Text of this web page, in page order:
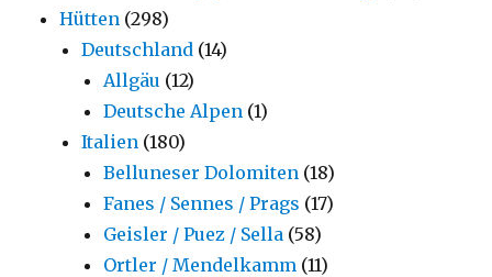
Hütten (298)
Deutschland (14)
Allgäu (12)
Deutsche Alpen (1)
Italien (180)
Belluneser Dolomiten (18)
Fanes / Sennes / Prags (17)
Geisler / Puez / Sella (58)
Ortler / Mendelkamm (11)